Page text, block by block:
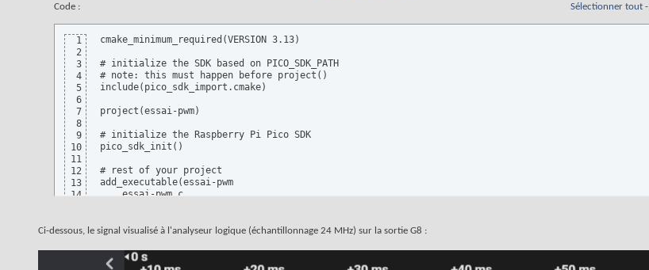
19
20
21
22
23
  pwm_set_chan_level
(slice, channel, 65465 / 10); // rapport cyclique = 10% pour servo à 180°
  pwm_set_enabled
}
Code :
Sélectionner tout -
1
2
3
4
5
6
7
8
9
10
11
12
13
14
17
19
cmake_minimum_required(VERSION 3.13)
# initialize the SDK based on PICO_SDK_PATH
# note: this must happen before project()
include(pico_sdk_import.cmake)
project(essai-pwm)
# initialize the Raspberry Pi Pico SDK
pico_sdk_init()
# rest of your project
add_executable(essai-pwm
    essai-pwm.c
# Add pico_stdlib library which aggregates commonly used features
target_link_libraries(essai-pwm pico_stdlib hardware_pwm)
Ci-dessous, le signal visualisé à l'analyseur logique (échantillonnage 24 MHz) sur la sortie G8 :